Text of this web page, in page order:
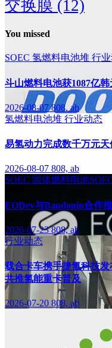
交换膜 (12)
You missed
SOEC 氢燃料电池堆 行
斗山燃料电池获1087亿
2026-08-07808, ab
氢燃料电池堆 行业动态
易氢动力完成数千万元天
2026-08-07 808, ab
SOEC 固体燃料电池
EODev与Baudouin合作
2026-07-23808, ab
行业动态
载合卡车携手捷氢科技
共推氢能重卡普及
2026-07-20 808, ab